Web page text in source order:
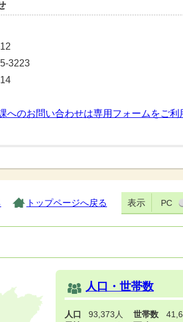
3223
のお問い合わせは専用フォームをご利
トップページへ戻る 表示 PC
人口・世帯数
人口
93,373人
世帯数